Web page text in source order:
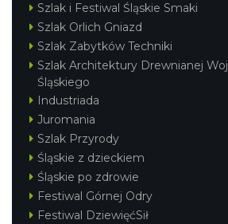
Szlak i Festiwal Śląskie Smaki
Szlak Orlich Gniazd
Szlak Zabytków Techniki
Szlak Architektury Drewnianej
Śląskiego
Industriada
Juromania
Szlak Przyrody
Śląskie z dzieckiem
Śląskie po zdrowie
Festiwal Górnej Odry
Festiwal DziewięćSił